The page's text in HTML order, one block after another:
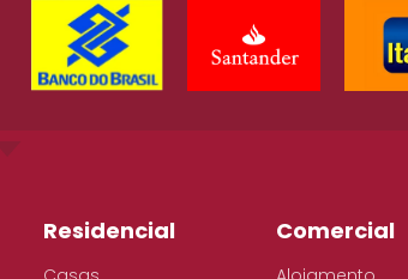
Residencial Comercial